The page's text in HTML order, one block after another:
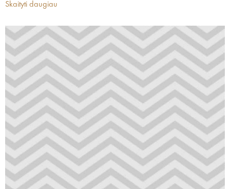
Skaityti daugiau